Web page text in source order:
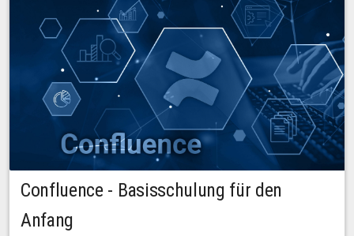
Confluence - Basisschulung für den
Anfang